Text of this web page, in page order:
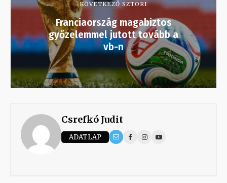
KÖVETKEZŐ SZTORI
Franciaország magabiztos
győzelemmel jutott tovább a
vb-n
Csrefkó Judit
ADATLAP